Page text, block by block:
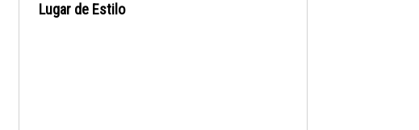
Lugar de Estilo